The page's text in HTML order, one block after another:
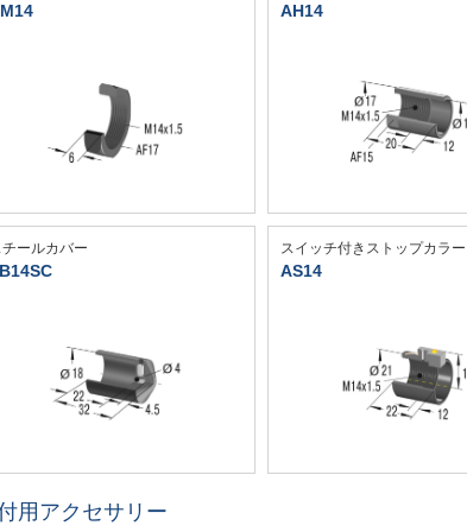
AH14
チールカバー スイッチ付きストップカラー
AS14
用アクセサリー